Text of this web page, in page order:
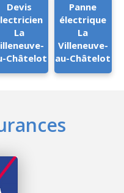
Devis
La
Châtelot
Panne
électrique
La
Villeneuve-
au-Châtelot